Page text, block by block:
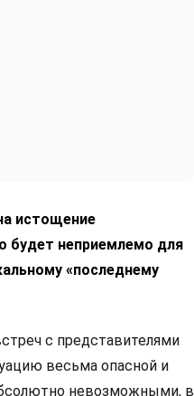
истощение
будет неприемлемо для
«последнему
с представителями
весьма опасной и
невозможными, в